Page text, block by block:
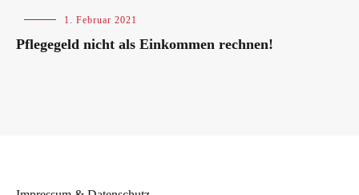
Blog 1. Februar 2021
Pflegegeld nicht als Einkommen rechnen!